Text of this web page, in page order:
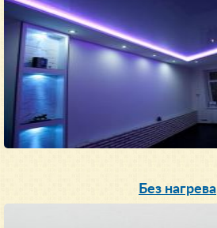
Без нагрева